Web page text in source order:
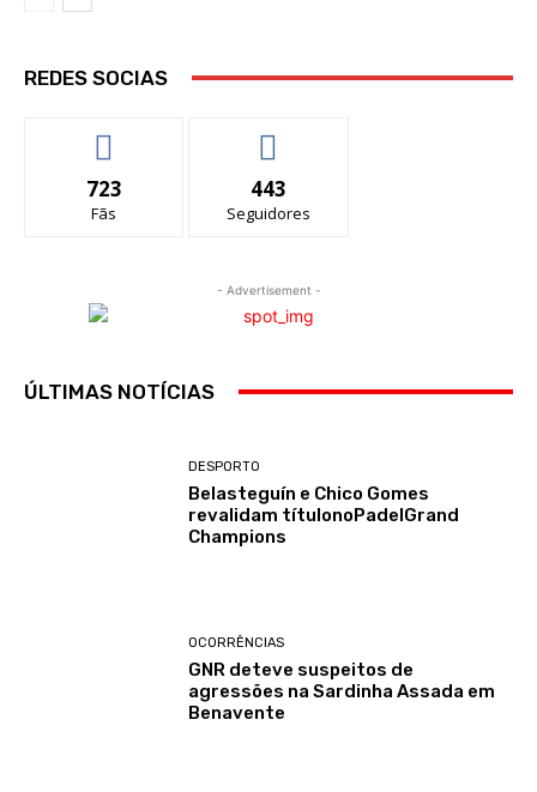
REDES SOCIAS
723
Fãs
443
Seguidores
- Advertisement -
ÚLTIMAS NOTÍCIAS
DESPORTO
Belasteguín e Chico Gomes
revalidam títulonoPadelGrand
Champions
OCORRÊNCIAS
GNR deteve suspeitos de
agressões na Sardinha Assada em
Benavente